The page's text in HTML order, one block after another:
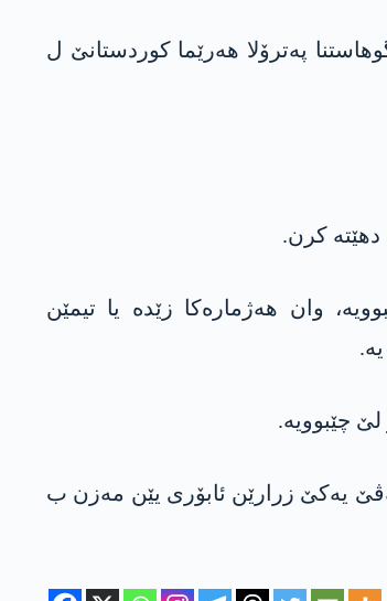
پەترۆلا هەرێما کوردستانێ ل
18 کیلۆمەتران دووری ناڤچەیێ چێبوویە، وان هه‌ژماره‌كا زێدە یا تیمێن
لێ چێبوویە.
و ئه‌ڤێ یه‌كێ زرارێن ئابۆری یێن مه‌زن ب